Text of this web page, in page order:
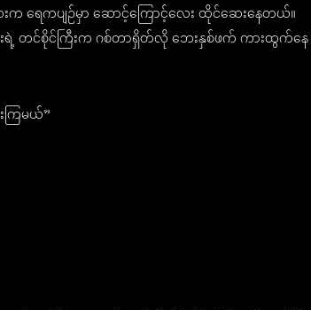
က ရေကပျဉ်မှာ ဆောင့်ကြောင့်လေး ထိုင်ဆေးနေတယ်။
တင်စိုင်ကြီးက ဂစ်တာရှိတ်လို ဘေးနှစ်ဖက် ကားထွက်နေ
ြမယ်”